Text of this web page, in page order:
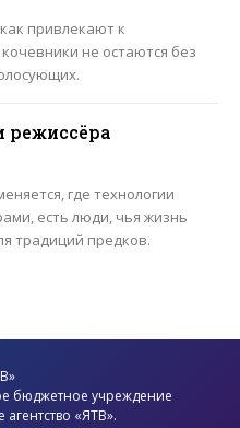
привлекают к
не остаются без
режиссёра
где технологии
есть люди, чья жизнь
традиций предков.
бюджетное учреждение
«ЯТВ».